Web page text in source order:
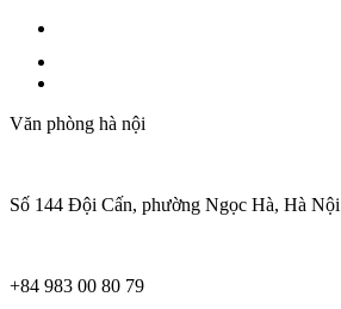
Văn phòng hà nội
Số 144 Đội Cấn, phường Ngọc Hà, Hà Nội
+84 983 00 80 79